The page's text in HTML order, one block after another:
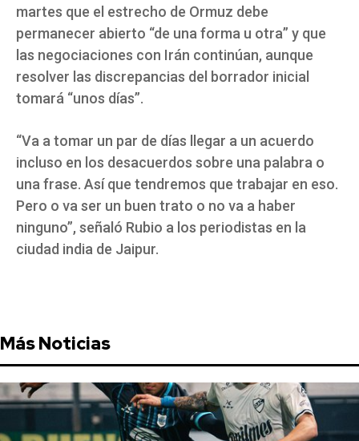
martes que el estrecho de Ormuz debe
permanecer abierto “de una forma u otra” y que
las negociaciones con Irán continúan, aunque
resolver las discrepancias del borrador inicial
tomará “unos días”.
“Va a tomar un par de días llegar a un acuerdo
incluso en los desacuerdos sobre una palabra o
una frase. Así que tendremos que trabajar en eso.
Pero o va ser un buen trato o no va a haber
ninguno”, señaló Rubio a los periodistas en la
ciudad india de Jaipur.
Más Noticias